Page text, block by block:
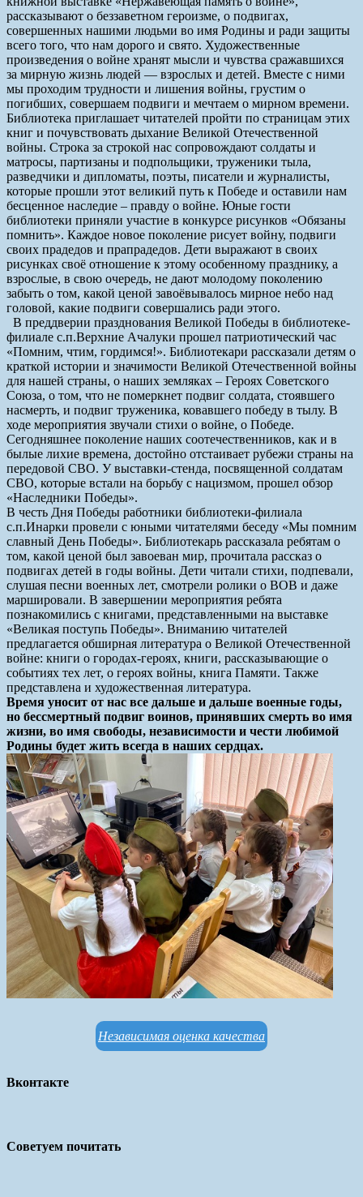
рассказывают о беззаветном героизме, о подвигах,
совершенных нашими людьми во имя Родины и ради защиты
всего того, что нам дорого и свято. Художественные
произведения о войне хранят мысли и чувства сражавшихся
за мирную жизнь людей — взрослых и детей. Вместе с ними
мы проходим трудности и лишения войны, грустим о
погибших, совершаем подвиги и мечтаем о мирном времени.
Библиотека приглашает читателей пройти по страницам этих
книг и почувствовать дыхание Великой Отечественной
войны. Строка за строкой нас сопровождают солдаты и
матросы, партизаны и подпольщики, труженики тыла,
разведчики и дипломаты, поэты, писатели и журналисты,
которые прошли этот великий путь к Победе и оставили нам
бесценное наследие – правду о войне. Юные гости
библиотеки приняли участие в конкурсе рисунков «Обязаны
помнить». Каждое новое поколение рисует войну, подвиги
своих прадедов и прапрадедов. Дети выражают в своих
рисунках своё отношение к этому особенному празднику, а
взрослые, в свою очередь, не дают молодому поколению
забыть о том, какой ценой завоёвывалось мирное небо над
головой, какие подвиги совершались ради этого.
В преддверии празднования Великой Победы в библиотеке-
филиале с.п.Верхние Ачалуки прошел патриотический час
«Помним, чтим, гордимся!». Библиотекари рассказали детям о
краткой истории и значимости Великой Отечественной войны
для нашей страны, о наших земляках – Героях Советского
Союза, о том, что не померкнет подвиг солдата, стоявшего
насмерть, и подвиг труженика, ковавшего победу в тылу. В
ходе мероприятия звучали стихи о войне, о Победе.
Сегодняшнее поколение наших соотечественников, как и в
былые лихие времена, достойно отстаивает рубежи страны на
передовой СВО. У выставки-стенда, посвященной солдатам
СВО, которые встали на борьбу с нацизмом, прошел обзор
«Наследники Победы».
В честь Дня Победы работники библиотеки-филиала
с.п.Инарки провели с юными читателями беседу «Мы помним
славный День Победы». Библиотекарь рассказала ребятам о
том, какой ценой был завоеван мир, прочитала рассказ о
подвигах детей в годы войны. Дети читали стихи, подпевали,
слушая песни военных лет, смотрели ролики о ВОВ и даже
маршировали. В завершении мероприятия ребята
познакомились с книгами, представленными на выставке
«Великая поступь Победы». Вниманию читателей
предлагается обширная литература о Великой Отечественной
войне: книги о городах-героях, книги, рассказывающие о
событиях тех лет, о героях войны, книга Памяти. Также
представлена и художественная литература.
Время уносит от нас все дальше и дальше военные годы,
но бессмертный подвиг воинов, принявших смерть во имя
жизни, во имя свободы, независимости и чести любимой
Родины будет жить всегда в наших сердцах.
Независимая оценка качества
Вконтакте
Советуем почитать